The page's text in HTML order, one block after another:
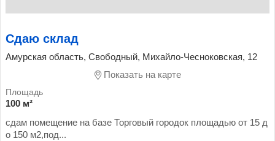
Сдаю склад
Амурская область, Свободный, Михайло-Чесноковская, 12
Показать на карте
100 м²
сдам помещение на базе Торговый городок площадью от 15 д
о 150 м2,под...